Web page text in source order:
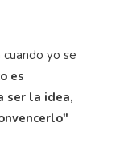
yo se
es
ser la idea,